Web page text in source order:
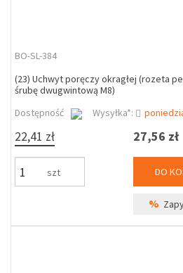
BO-SL-384
(23) Uchwyt poręczy okragłej (rozeta
śrubę dwugwintową M8)
Dostępność
Wysyłka*:
22,41 zł
szt
27,56 zł
DO
%